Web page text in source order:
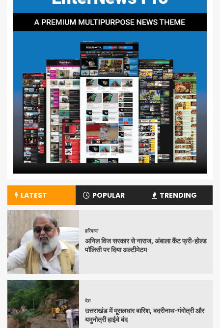
LATEST POPULAR TRENDING
हरियाणा
अनिल विज सरकार से नाराज, अंबाला कैंट फ्री-होल्ड
पॉलिसी पर दिया अल्टीमेटम
देश
उत्तराखंड में मूसलधार बारिश, बदरीनाथ-गंगोत्री और
यमुनोत्री हाईवे बंद